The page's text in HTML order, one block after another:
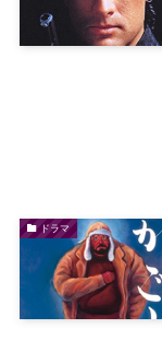
ドラマ